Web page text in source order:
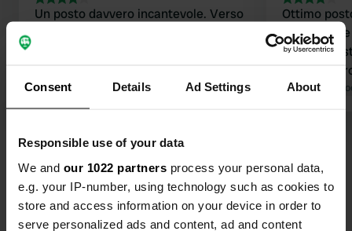
Consent Details Ad Settings About
Responsible use of your data
We and our 1022 partners process your personal data,
e.g. your IP-number, using technology such as cookies to
store and access information on your device in order to
serve personalized ads and content, ad and content
Un posto davvero incantevole. Verso
storico è vicino e merita
assolutamente una visita.
Tradotto da Google
Ottimo
nel centro
qualcosa
Tradotto da
Visualizza tutte le 135 recensioni
Sei stato qui?